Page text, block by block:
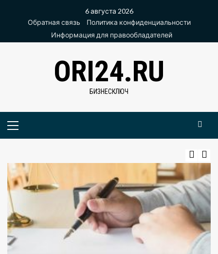
содержимому
6 августа 2026
Обратная связь
Политика конфиденциальности
Информация для правообладателей
ORI24.RU
БИЗНЕСКЛЮЧ
Основное